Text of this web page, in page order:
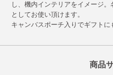
し、機内インテリアをイメージ
としてお使い頂けます。
キャンバスポーチ入りでギフトに
商品